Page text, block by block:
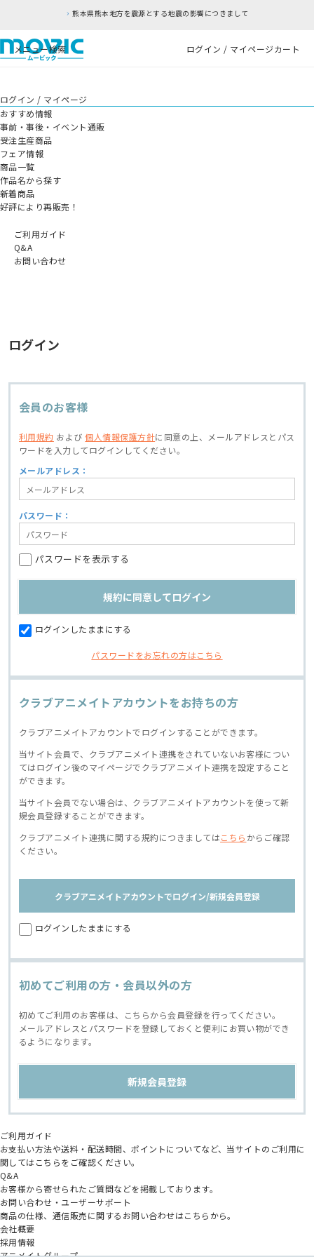
熊本県熊本地方を震源とする地震の影響につきまして
メニュー検索 ログイン / マイページカート
ログイン / マイページ
おすすめ情報
事前・事後・イベント通販
受注生産商品
フェア情報
商品一覧
作品名から探す
新着商品
好評により再販売！
ご利用ガイド
Q&A
お問い合わせ
ログイン
会員のお客様
利用規約 および個人情報保護方針に同意の上、
メールアドレスとパス
ワードを入力してログインしてください。
メールアドレス：
パスワード：
パスワードを表示する
ログインしたままにする
パスワードをお忘れの方はこちら
クラブアニメイトアカウントをお持ちの方
クラブアニメイトアカウントでログインすることができます。
当サイト会員で、クラブアニメイト連携をされていないお客様につい
てはログイン後のマイページでクラブアニメイト連携を設定すること
ができます。
当サイト会員でない場合は、クラブアニメイトアカウントを使って新
規会員登録することができます。
クラブアニメイト連携に関する規約につきましてはこちら からご確認
ください。
クラブアニメイトアカウントでログイン/新規会員登録
ログインしたままにする
初めてご利用の方・会員以外の方
初めてご利用のお客様は、こちらから会員登録を行ってください。
メールアドレスとパスワードを登録しておくと便利にお買い物ができ
るようになります。
ご利用ガイド
お支払い方法や送料・配送時間、ポイントについてなど、当サイトのご利用に
関してはこちらをご確認ください。
Q&A
お客様から寄せられたご質問などを掲載しております。
お問い合わせ・ユーザーサポート
商品の仕様、通信販売に関するお問い合わせはこちらから。
会社概要
採用情報